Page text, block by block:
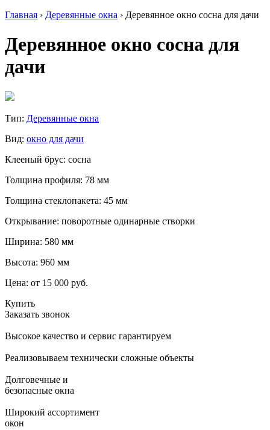
Главная › Деревянные окна › Деревянное окно сосна для дачи
Деревянное окно сосна для
дачи
Тип: Деревянные окна
Вид: окно для дачи
Клееный брус: сосна
Толщина профиля: 78 мм
Толщина стеклопакета: 45 мм
Открывание: поворотные одинарные створки
Ширина: 580 мм
Высота: 960 мм
Цена: от 15 000 руб.
Купить
Заказать звонок
Высокое качество и сервис гарантируем
Реализовываем технически сложные объекты
Долговечные и
безопасные окна
Широкий ассортимент
окон